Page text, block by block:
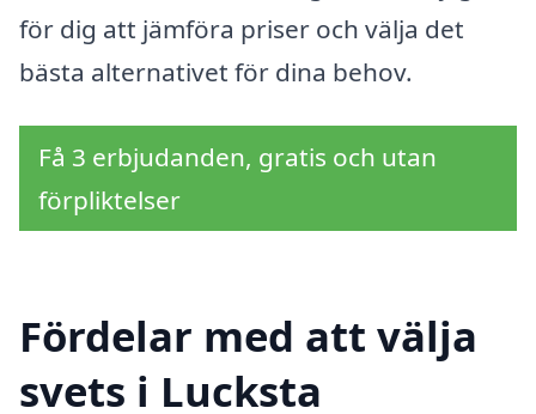
för dig att jämföra priser och välja det
bästa alternativet för dina behov.
Få 3 erbjudanden, gratis och utan
förpliktelser
Fördelar med att välja
svets i Lucksta